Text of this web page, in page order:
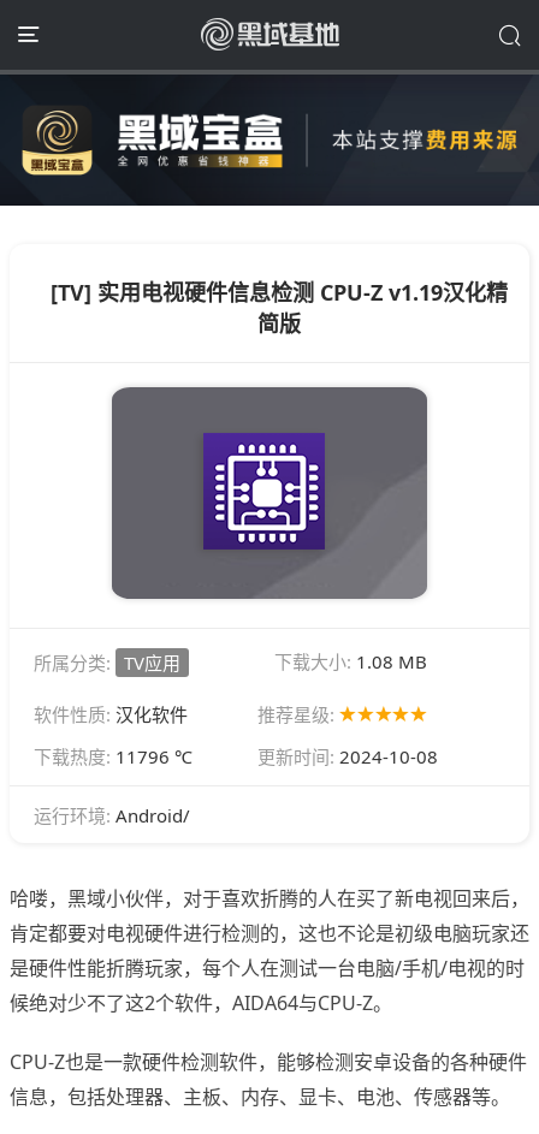
[TV] 实用电视硬件信息检测 CPU-Z v1.19汉化精
简版
所属分类: TV应用 下载大小: 1.08 MB
软件性质: 汉化软件
推荐星级:
下载热度: 11796 ℃ 更新时间: 2024-10-08
运行环境: Android/
哈喽，黑域小伙伴，对于喜欢折腾的人在买了新电视回来后，
肯定都要对电视硬件进行检测的，这也不论是初级电脑玩家还
是硬件性能折腾玩家，每个人在测试一台电脑/手机/电视的时
候绝对少不了这2个软件，AIDA64与CPU-Z。
CPU-Z也是一款硬件检测软件，能够检测安卓设备的各种硬件
信息，包括处理器、主板、内存、显卡、电池、传感器等。